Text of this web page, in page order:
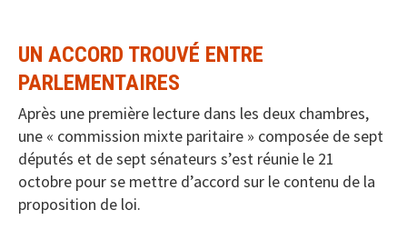
UN ACCORD TROUVÉ ENTRE
PARLEMENTAIRES
Après une première lecture dans les deux chambres,
une « commission mixte paritaire » composée de sept
députés et de sept sénateurs s’est réunie le 21
octobre pour se mettre d’accord sur le contenu de la
proposition de loi.